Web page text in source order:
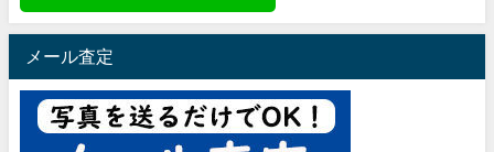
メール査定